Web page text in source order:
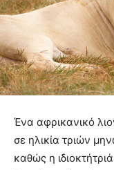
Ένα αφρικανικό
σε ηλικία τριών
καθώς η